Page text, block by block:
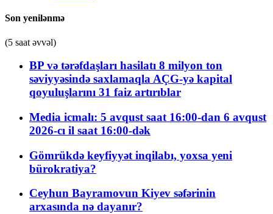
Son yenilənmə
(5 saat əvvəl)
BP və tərəfdaşları hasilatı 8 milyon ton
səviyyəsində saxlamaqla AÇG-yə kapital
qoyuluşlarını 31 faiz artırıblar
Media icmalı: 5 avqust saat 16:00-dan 6 avqust
2026-cı il saat 16:00-dək
Gömrükdə keyfiyyət inqilabı, yoxsa yeni
bürokratiya?
Ceyhun Bayramovun Kiyev səfərinin
arxasında nə dayanır?